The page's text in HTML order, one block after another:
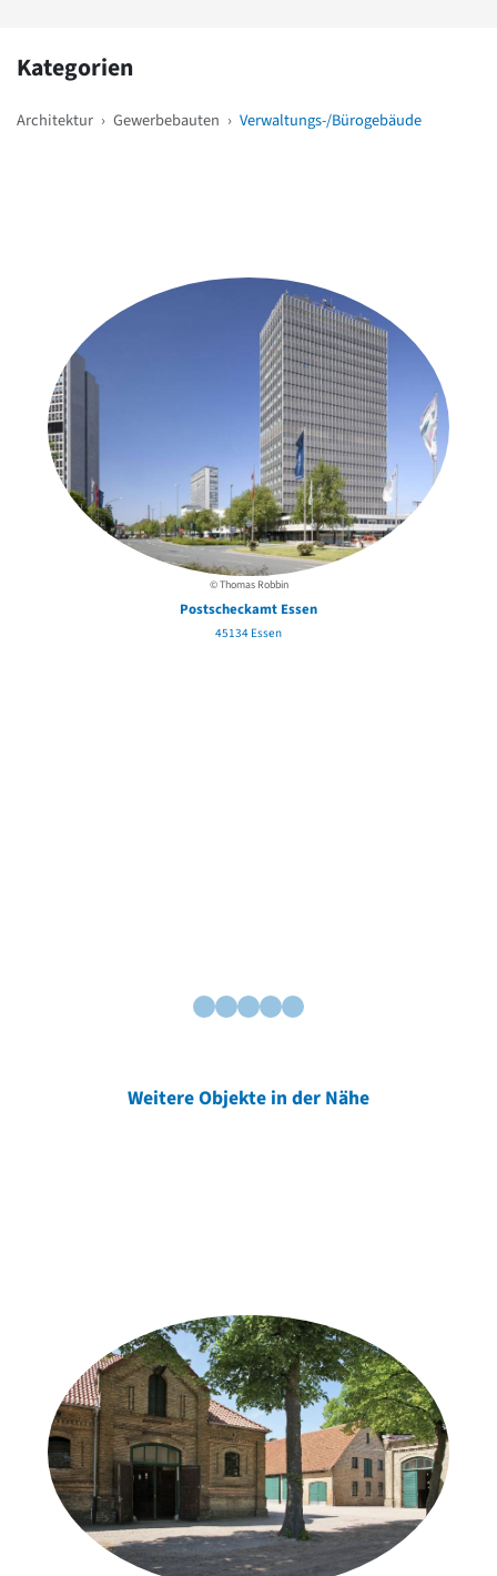
Kategorien
Architektur › Gewerbebauten › Verwaltungs-/Bürogebäude
© Thomas Robbin
Postscheckamt Essen
45134 Essen
Weitere Objekte in der Nähe